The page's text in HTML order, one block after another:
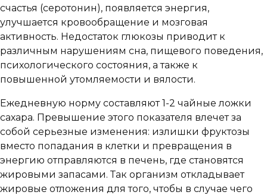
счастья (серотонин), появляется энергия,
улучшается кровообращение и мозговая
активность. Недостаток глюкозы приводит к
различным нарушениям сна, пищевого поведения,
психологического состояния, а также к
повышенной утомляемости и вялости.
Ежедневную норму составляют 1-2 чайные ложки
сахара. Превышение этого показателя влечет за
собой серьезные изменения: излишки фруктозы
вместо попадания в клетки и превращения в
энергию отправляются в печень, где становятся
жировыми запасами. Так организм откладывает
жировые отложения для того, чтобы в случае чего